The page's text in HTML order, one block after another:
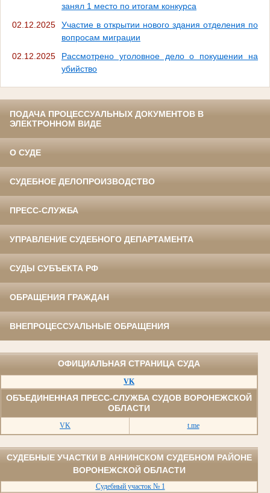
занял 1 место по итогам конкурса
02.12.2025
Участие в открытии нового здания отделения по
вопросам миграции
02.12.2025
Рассмотрено уголовное дело о покушении на
убийство
ПОДАЧА ПРОЦЕССУАЛЬНЫХ ДОКУМЕНТОВ В
ЭЛЕКТРОННОМ ВИДЕ
О СУДЕ
СУДЕБНОЕ ДЕЛОПРОИЗВОДСТВО
ПРЕСС-СЛУЖБА
УПРАВЛЕНИЕ СУДЕБНОГО ДЕПАРТАМЕНТА
СУДЫ СУБЪЕКТА РФ
ОБРАЩЕНИЯ ГРАЖДАН
ВНЕПРОЦЕССУАЛЬНЫЕ ОБРАЩЕНИЯ
ОФИЦИАЛЬНАЯ СТРАНИЦА СУДА
VK
ОБЪЕДИНЕННАЯ ПРЕСС-СЛУЖБА СУДОВ ВОРОНЕЖСКОЙ
ОБЛАСТИ
VK t.me
СУДЕБНЫЕ УЧАСТКИ В АННИНСКОМ СУДЕБНОМ РАЙОНЕ
ВОРОНЕЖСКОЙ ОБЛАСТИ
Судебный участок № 1